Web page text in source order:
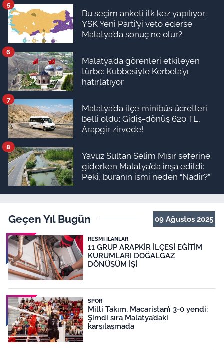
Bu seçim anketi ilk kez yapılıyor:
YSK Yeni Parti’yi veto ederse
Malatya’da sonuç ne olur?
5
Malatya’da görenleri etkileyen
türbe: Kubbesiyle Kerbela’yı
hatırlatıyor
6
Malatya’da ilçe minibüs ücretleri
belli oldu: Gidiş-dönüş 620 TL,
Arapgir zirvede!
7
Yavuz Sultan Selim Mısır seferine
giderken Malatya’da inşa edildi:
Peki, buranın ismi neden “Nadir?”
8
Geçen Yıl Bugün 09 Ağustos 2025
RESMI İLANLAR
11 GRUP ARAPKİR İLÇESİ EĞİTİM
KURUMLARI DOĞALGAZ
DÖNÜŞÜM İŞİ
SPOR
Milli Takım, Macaristan’ı 3-0 yendi:
Şimdi sıra Malatya’daki
karşılaşmada